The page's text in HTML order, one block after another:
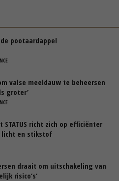
pootaardappel
valse meeldauw te beheersen
groter’
STATUS richt zich op efficiënter
licht en stikstof
draait om uitschakeling van
risico’s’